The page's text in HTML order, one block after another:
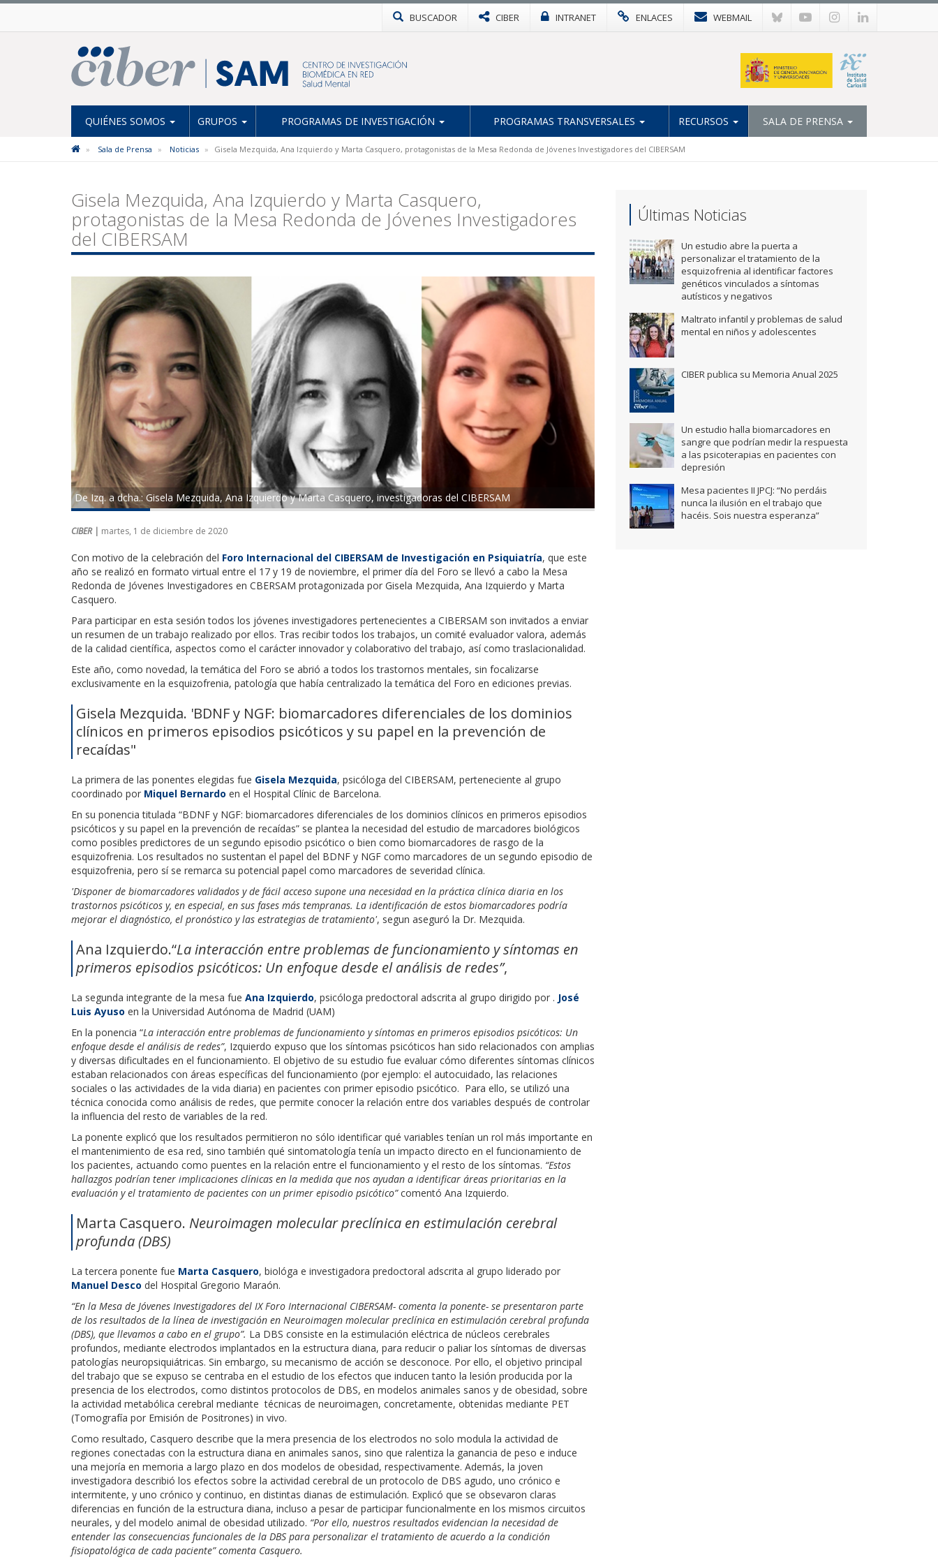
BUSCADOR CIBER INTRANET ENLACES WEBMAIL
QUIÉNES SOMOS GRUPOS PROGRAMAS DE INVESTIGACIÓN PROGRAMAS TRANSVERSALES RECURSOS SALA DE PRENSA
Sala de Prensa Noticias Gisela Mezquida, Ana Izquierdo y Marta Casquero, protagonistas de la Mesa Redonda de Jóvenes Investigadores del CIBERSAM
Gisela Mezquida, Ana Izquierdo y Marta Casquero,
protagonistas de la Mesa Redonda de Jóvenes Investigadores
del CIBERSAM
De Izq. a dcha.: Gisela Mezquida, Ana Izquierdo y Marta Casquero, investigadoras del CIBERSAM
CIBER | martes, 1 de diciembre de 2020
Con motivo de la celebración del Foro Internacional del CIBERSAM de Investigación en Psiquiatría, que este
año se realizó en formato virtual entre el 17 y 19 de noviembre, el primer día del Foro se llevó a cabo la Mesa
Redonda de Jóvenes Investigadores en CBERSAM protagonizada por Gisela Mezquida, Ana Izquierdo y Marta
Casquero.
Para participar en esta sesión todos los jóvenes investigadores pertenecientes a CIBERSAM son invitados a enviar
un resumen de un trabajo realizado por ellos. Tras recibir todos los trabajos, un comité evaluador valora, además
de la calidad científica, aspectos como el carácter innovador y colaborativo del trabajo, así como traslacionalidad.
Este año, como novedad, la temática del Foro se abrió a todos los trastornos mentales, sin focalizarse
exclusivamente en la esquizofrenia, patología que había centralizado la temática del Foro en ediciones previas.
Gisela Mezquida. 'BDNF y NGF: biomarcadores diferenciales de los dominios
clínicos en primeros episodios psicóticos y su papel en la prevención de
recaídas"
La primera de las ponentes elegidas fue Gisela Mezquida, psicóloga del CIBERSAM, perteneciente al grupo
coordinado por Miquel Bernardo en el Hospital Clínic de Barcelona.
En su ponencia titulada “BDNF y NGF: biomarcadores diferenciales de los dominios clínicos en primeros episodios
psicóticos y su papel en la prevención de recaídas” se plantea la necesidad del estudio de marcadores biológicos
como posibles predictores de un segundo episodio psicótico o bien como biomarcadores de rasgo de la
esquizofrenia. Los resultados no sustentan el papel del BDNF y NGF como marcadores de un segundo episodio de
esquizofrenia, pero sí se remarca su potencial papel como marcadores de severidad clínica.
'Disponer de biomarcadores validados y de fácil acceso supone una necesidad en la práctica clínica diaria en los
trastornos psicóticos y, en especial, en sus fases más tempranas. La identificación de estos biomarcadores podría
mejorar el diagnóstico, el pronóstico y las estrategias de tratamiento', segun aseguró la Dr. Mezquida.
Ana Izquierdo.“La interacción entre problemas de funcionamiento y síntomas en
primeros episodios psicóticos: Un enfoque desde el análisis de redes”,
La segunda integrante de la mesa fue Ana Izquierdo, psicóloga predoctoral adscrita al grupo dirigido por . José
Luis Ayuso en la Universidad Autónoma de Madrid (UAM)
En la ponencia “La interacción entre problemas de funcionamiento y síntomas en primeros episodios psicóticos: Un
enfoque desde el análisis de redes”, Izquierdo expuso que los síntomas psicóticos han sido relacionados con amplias
y diversas dificultades en el funcionamiento. El objetivo de su estudio fue evaluar cómo diferentes síntomas clínicos
estaban relacionados con áreas específicas del funcionamiento (por ejemplo: el autocuidado, las relaciones
sociales o las actividades de la vida diaria) en pacientes con primer episodio psicótico. Para ello, se utilizó una
técnica conocida como análisis de redes, que permite conocer la relación entre dos variables después de controlar
la influencia del resto de variables de la red.
La ponente explicó que los resultados permitieron no sólo identificar qué variables tenían un rol más importante en
el mantenimiento de esa red, sino también qué sintomatología tenía un impacto directo en el funcionamiento de
los pacientes, actuando como puentes en la relación entre el funcionamiento y el resto de los síntomas. “Estos
hallazgos podrían tener implicaciones clínicas en la medida que nos ayudan a identificar áreas prioritarias en la
evaluación y el tratamiento de pacientes con un primer episodio psicótico”comentó Ana Izquierdo.
Marta Casquero. Neuroimagen molecular preclínica en estimulación cerebral
profunda (DBS)
La tercera ponente fue Marta Casquero, biológa e investigadora predoctoral adscrita al grupo liderado por
Manuel Desco del Hospital Gregorio Maraón.
“En la Mesa de Jóvenes Investigadores del IX Foro Internacional CIBERSAM- comenta la ponente- se presentaron parte
de los resultados de la línea de investigación en Neuroimagen molecular preclínica en estimulación cerebral profunda
(DBS), que llevamos a cabo en el grupo”. La DBS consiste en la estimulación eléctrica de núcleos cerebrales
profundos, mediante electrodos implantados en la estructura diana, para reducir o paliar los síntomas de diversas
patologías neuropsiquiátricas. Sin embargo, su mecanismo de acción se desconoce. Por ello, el objetivo principal
del trabajo que se expuso se centraba en el estudio de los efectos que inducen tanto la lesión producida por la
presencia de los electrodos, como distintos protocolos de DBS, en modelos animales sanos y de obesidad, sobre
la actividad metabólica cerebral mediante técnicas de neuroimagen, concretamente, obtenidas mediante PET
(Tomografía por Emisión de Positrones) in vivo.
Como resultado, Casquero describe que la mera presencia de los electrodos no solo modula la actividad de
regiones conectadas con la estructura diana en animales sanos, sino que ralentiza la ganancia de peso e induce
una mejoría en memoria a largo plazo en dos modelos de obesidad, respectivamente. Además, la joven
investigadora describió los efectos sobre la actividad cerebral de un protocolo de DBS agudo, uno crónico e
intermitente, y uno crónico y continuo, en distintas dianas de estimulación. Explicó que se obsevaron claras
diferencias en función de la estructura diana, incluso a pesar de participar funcionalmente en los mismos circuitos
neurales, y del modelo animal de obesidad utilizado. “Por ello, nuestros resultados evidencian la necesidad de
entender las consecuencias funcionales de la DBS para personalizar el tratamiento de acuerdo a la condición
fisiopatológica de cada paciente” comenta Casquero.
Últimas Noticias
Un estudio abre la puerta a
personalizar el tratamiento de la
esquizofrenia al identificar factores
genéticos vinculados a síntomas
autísticos y negativos
Maltrato infantil y problemas de salud
mental en niños y adolescentes
CIBER publica su Memoria Anual 2025
Un estudio halla biomarcadores en
sangre que podrían medir la respuesta
a las psicoterapias en pacientes con
depresión
Mesa pacientes II JPCJ: “No perdáis
nunca la ilusión en el trabajo que
hacéis. Sois nuestra esperanza”